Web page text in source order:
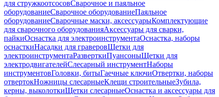
для стружкоотсосовСварочное и паяльное
оборудованиеСварочное оборудованиеПаяльное
оборудованиеСварочные маски, аксессуарыКомплектующие
для сварочного оборудованияАксессуары для сварки,
пайкиОснастка для электроинструментаОснастка, наборы
оснасткиНасадки для граверовЩетки для
электроинструментаРазверткиПуансоныЩетки для
электродвигателейСлесарный инструментНаборы
инструментовГоловки, битыГаечные ключиОтвертки, наборы
отвертокНожницы слесарныеКлещи строительныеЗубила,
керны, выколоткиЩетки слесарныеОснастка и аксессуары для